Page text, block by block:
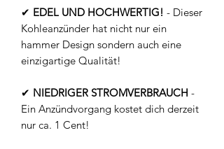
✔ EDEL UND HOCHWERTIG! - Dieser
Kohleanzünder hat nicht nur ein
hammer Design sondern auch eine
einzigartige Qualität!
✔ NIEDRIGER STROMVERBRAUCH -
Ein Anzündvorgang kostet dich derzeit
nur ca. 1 Cent!